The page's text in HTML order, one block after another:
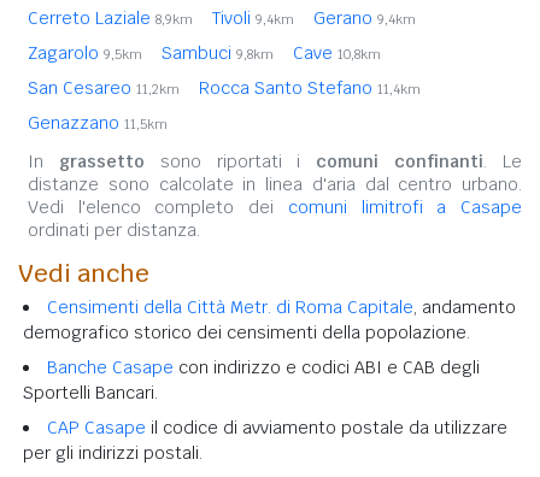
Cerreto Laziale 8,9km Tivoli 9,4km Gerano 9,4km
Zagarolo 9,5km Sambuci 9,8km Cave 10,8km
San Cesareo 11,2km Rocca Santo Stefano 11,4km
Genazzano 11,5km
In grassetto sono riportati i comuni confinanti. Le
distanze sono calcolate in linea d'aria dal centro urbano.
Vedi l'elenco completo dei comuni limitrofi a Casape
ordinati per distanza.
Vedi anche
Censimenti della Città Metr. di Roma Capitale, andamento
demografico storico dei censimenti della popolazione.
Banche Casape con indirizzo e codici ABI e CAB degli
Sportelli Bancari.
CAP Casape il codice di avviamento postale da utilizzare
per gli indirizzi postali.